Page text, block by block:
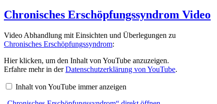
Chronisches Erschöpfungssyndrom Video
Video Abhandlung mit Einsichten und Überlegungen zu
Chronisches Erschöpfungssyndrom:
„Chronisches
Erschöpfungssyndrom“
von
YouTube
anzeigen
Hier klicken, um den Inhalt von YouTube anzuzeigen.
Erfahre mehr in derDatenschutzerklärung von YouTube.
Inhalt von YouTube immer anzeigen